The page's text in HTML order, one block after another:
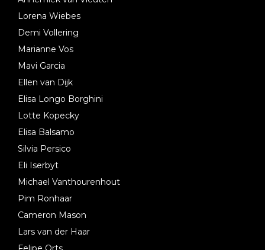
Lorena Wiebes
Demi Vollering
Marianne Vos
Mavi Garcia
Ellen van Dijk
Elisa Longo Borghini
Lotte Kopecky
Elisa Balsamo
Silvia Persico
Eli Iserbyt
Michael Vanthourenhout
Pim Ronhaar
Cameron Mason
Lars van der Haar